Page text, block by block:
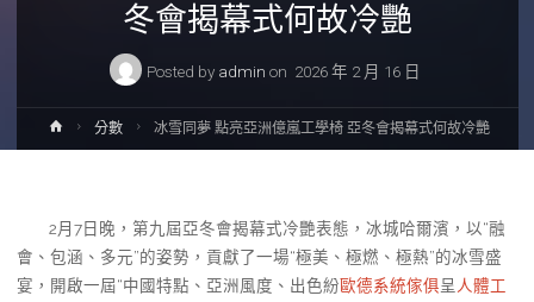
冬會揭幕式何故冷艷
Posted by admin on 2026 年 2 月 16 日
Home分數 冰雪同夢 點亮亞洲億嵐工學椅 亞冬會揭幕式何故冷艷
2月7日晚，第九屆亞冬會揭幕式冷艷表態，冰城哈爾濱，以“融
會、包涵、多元”的姿勢，貢獻了一場“極美、極燃、極熱”的冰雪盛
宴，開啟一屆“中國特點、亞洲風度、出色紛歐德系統傢俱呈 人體工